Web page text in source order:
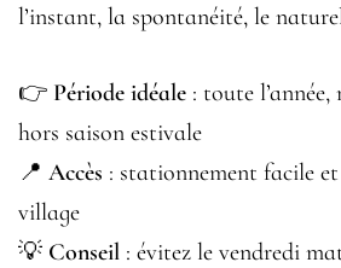
l’instant, la spontanéité, le
👉 Période idéale : toute
hors saison estivale
📍 Accès : stationnement facile
village
💡 Conseil : évitez le vendredi